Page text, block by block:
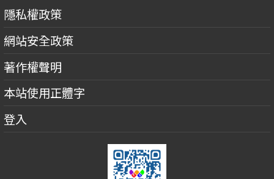
隱私權政策
網站安全政策
著作權聲明
本站使用正體字
登入